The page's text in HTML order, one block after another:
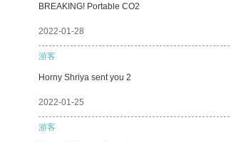
BREAKING! Portable CO2
2022-01-28
游客
Horny Shriya sent you 2
2022-01-25
游客